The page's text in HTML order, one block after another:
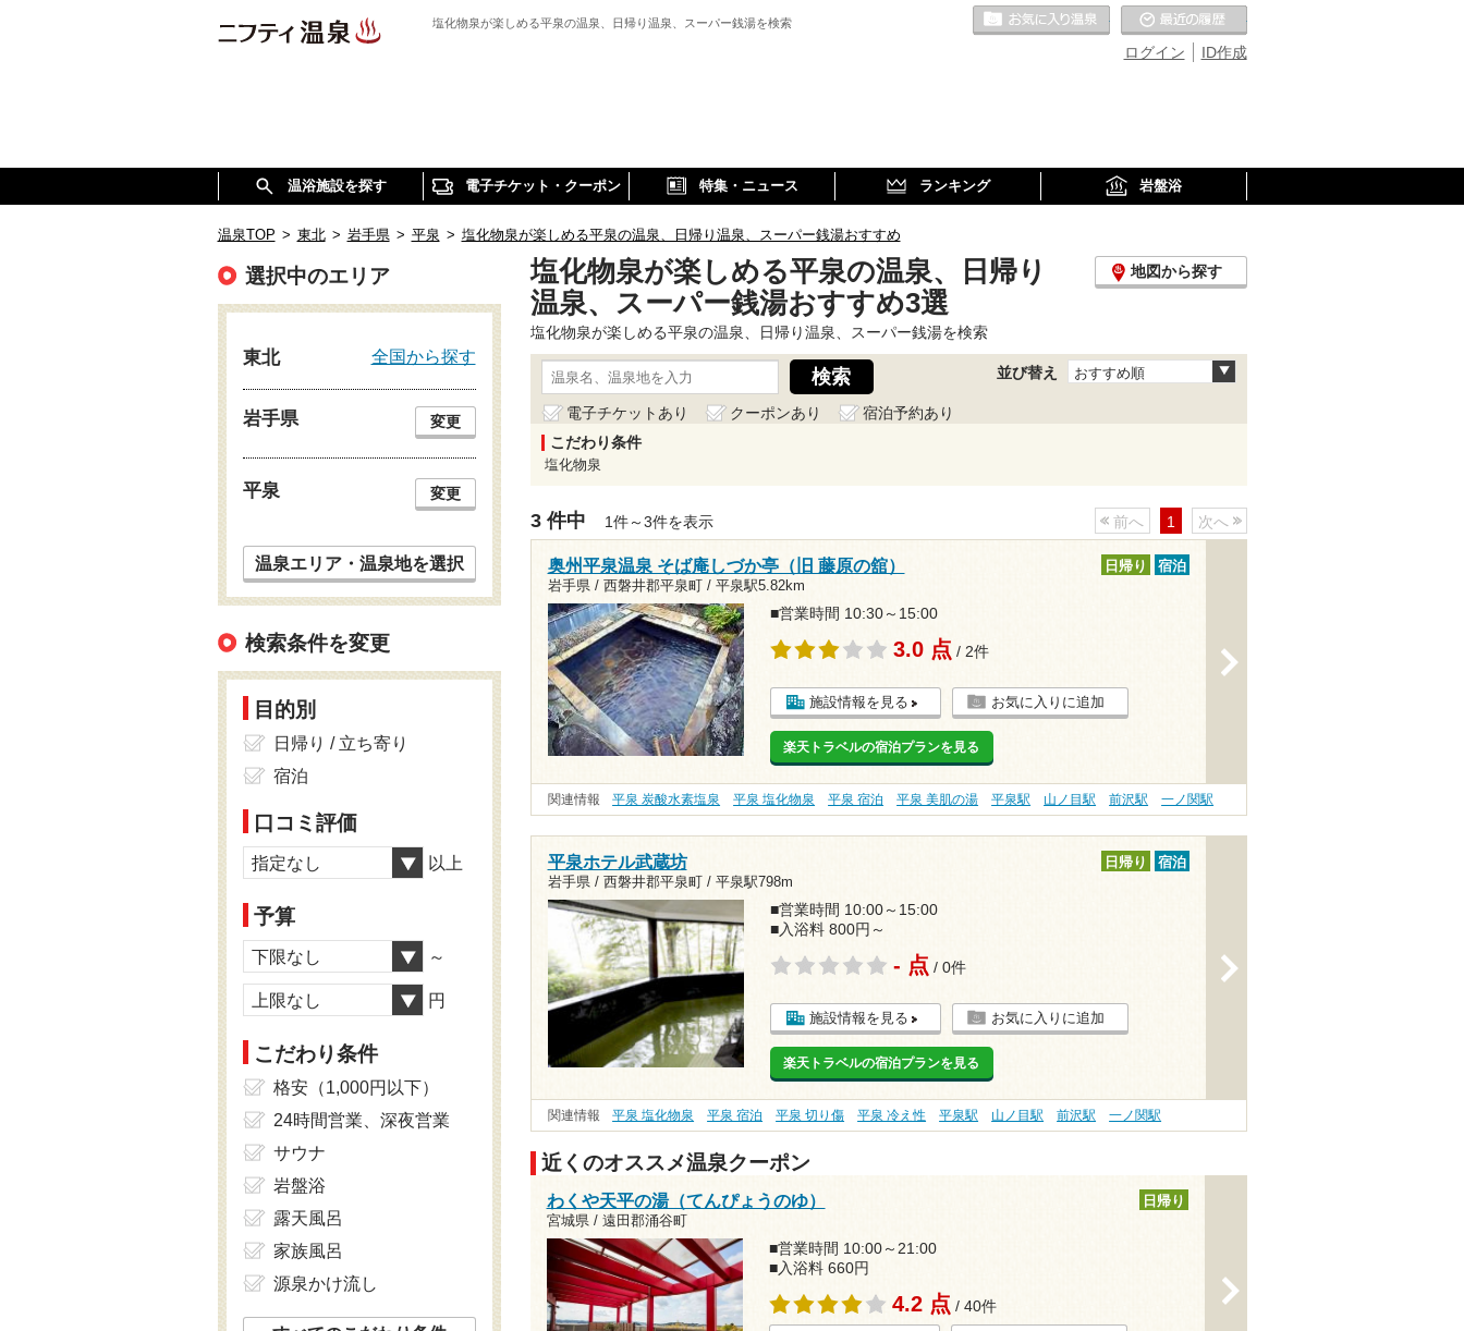
塩化物泉が楽しめる平泉の温泉、日帰り温泉、スーパー銭湯を検索
ID作成
ログイン
お気に入りの温泉
温浴施設を探す 電子チケット・クーポン 特集・ニュース ランキング 岩盤浴
温泉TOP > 東北 > 岩手県 > 平泉 > 塩化物泉が楽しめる平泉の温泉、日帰り温泉、スーパー銭湯おすすめ
塩化物泉が楽しめる平泉の温泉、日帰り
温泉、スーパー銭湯おすすめ3選
地図から探す
塩化物泉が楽しめる平泉の温泉、日帰り温泉、スーパー銭湯を検索
並び替え おすすめ順
電子チケットあり クーポンあり
宿泊予約あり
こだわり条件
塩化物泉
3 件中 1件～3件を表示 前へ 1 次へ
奥州平泉温泉 そば庵しづか亭（旧 藤原の舘）
岩手県 / 西磐井郡平泉町 / 平泉駅5.82km
日帰り 宿泊
■営業時間 10:30～15:00
3.0 点 / 2件
施設情報を見る お気に入りに追加
楽天トラベルの宿泊プランを見る
関連情報 平泉 炭酸水素塩泉 平泉 塩化物泉 平泉 宿泊 平泉 美肌の湯 平泉駅 山ノ目駅 前沢駅 一ノ関駅
平泉ホテル武蔵坊
岩手県 / 西磐井郡平泉町 / 平泉駅798m
日帰り 宿泊
■営業時間 10:00～15:00
■入浴料 800円～
- 点 / 0件
施設情報を見る お気に入りに追加
楽天トラベルの宿泊プランを見る
関連情報 平泉 塩化物泉 平泉 宿泊 平泉 切り傷 平泉 冷え性 平泉駅 山ノ目駅 前沢駅 一ノ関駅
近くのオススメ温泉クーポン
わくや天平の湯（てんぴょうのゆ）
宮城県 / 遠田郡涌谷町
日帰り
■営業時間 10:00～21:00
■入浴料 660円
4.2 点 / 40件
選択中のエリア
東北 全国から探す
岩手県 変更
平泉 変更
温泉エリア・温泉地を選択
検索条件を変更
目的別
日帰り / 立ち寄り
宿泊
口コミ評価
指定なし 以上
予算
下限なし ～
上限なし 円
こだわり条件
格安（1,000円以下）
24時間営業、深夜営業
サウナ
岩盤浴
露天風呂
家族風呂
源泉かけ流し